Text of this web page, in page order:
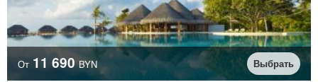
От 11 690 BYN Выбрать